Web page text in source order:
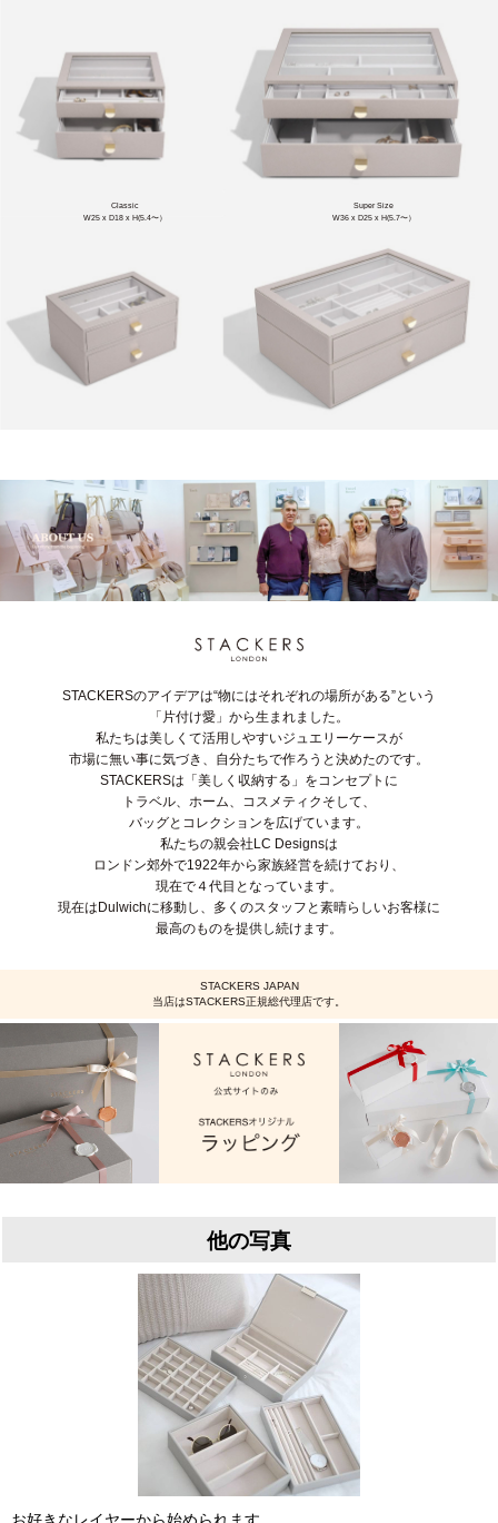
Classic
W25 x D18 x H(5.4〜）
Super Size
W36 x D25 x H(5.7〜）
STACKERSのアイデアは“物にはそれぞれの場所がある”という
「片付け愛」から生まれました。
私たちは美しくて活用しやすいジュエリーケースが
市場に無い事に気づき、自分たちで作ろうと決めたのです。
STACKERSは「美しく収納する」をコンセプトに
トラベル、ホーム、コスメティクそして、
バッグとコレクションを広げています。
私たちの親会社LC Designsは
ロンドン郊外で1922年から家族経営を続けており、
現在で４代目となっています。
現在はDulwichに移動し、多くのスタッフと素晴らしいお客様に
最高のものを提供し続けます。
STACKERS JAPAN
当店はSTACKERS正規総代理店です。
他の写真
お好きなレイヤーから始められます。